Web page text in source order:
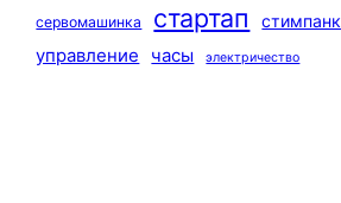
сервомашинка стартап стимпанк
управление часы электричество